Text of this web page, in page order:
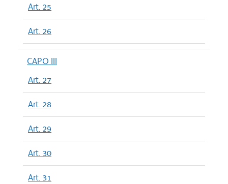
Art. 25
Art. 26
CAPO III
Art. 27
Art. 28
Art. 29
Art. 30
Art. 31